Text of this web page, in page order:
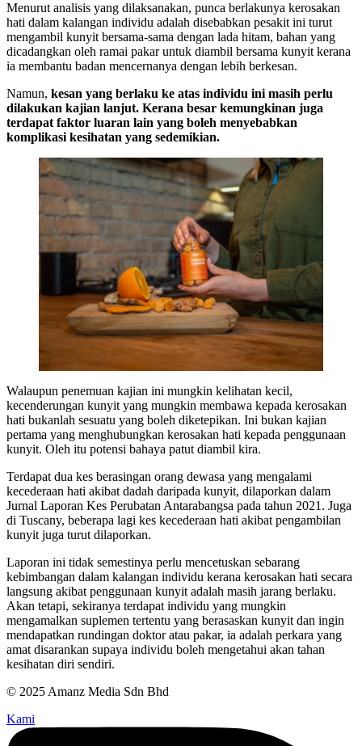
Menurut analisis yang dilaksanakan, punca berlakunya kerosakan
hati dalam kalangan individu adalah disebabkan pesakit ini turut
mengambil kunyit bersama-sama dengan lada hitam, bahan yang
dicadangkan oleh ramai pakar untuk diambil bersama kunyit kerana
ia membantu badan mencernanya dengan lebih berkesan.
Namun, kesan yang berlaku ke atas individu ini masih perlu
dilakukan kajian lanjut. Kerana besar kemungkinan juga
terdapat faktor luaran lain yang boleh menyebabkan
komplikasi kesihatan yang sedemikian.
Walaupun penemuan kajian ini mungkin kelihatan kecil,
kecenderungan kunyit yang mungkin membawa kepada kerosakan
hati bukanlah sesuatu yang boleh diketepikan. Ini bukan kajian
pertama yang menghubungkan kerosakan hati kepada penggunaan
kunyit. Oleh itu potensi bahaya patut diambil kira.
Terdapat dua kes berasingan orang dewasa yang mengalami
kecederaan hati akibat dadah daripada kunyit, dilaporkan dalam
Jurnal Laporan Kes Perubatan Antarabangsa pada tahun 2021. Juga
di Tuscany, beberapa lagi kes kecederaan hati akibat pengambilan
kunyit juga turut dilaporkan.
Laporan ini tidak semestinya perlu mencetuskan sebarang
kebimbangan dalam kalangan individu kerana kerosakan hati secara
langsung akibat penggunaan kunyit adalah masih jarang berlaku.
Akan tetapi, sekiranya terdapat individu yang mungkin
mengamalkan suplemen tertentu yang berasaskan kunyit dan ingin
mendapatkan rundingan doktor atau pakar, ia adalah perkara yang
amat disarankan supaya individu boleh mengetahui akan tahan
kesihatan diri sendiri.
© 2025 Amanz Media Sdn Bhd
Kami